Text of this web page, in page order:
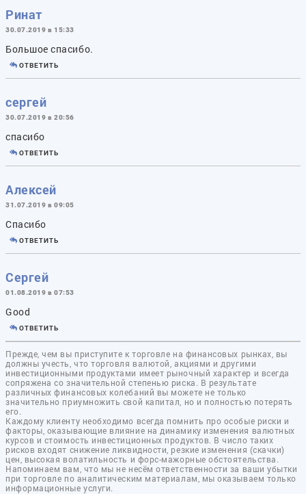
Ринат
30.07.2019 в 15:33
Большое спасибо.
ОТВЕТИТЬ
сергей
30.07.2019 в 20:56
спасибо
ОТВЕТИТЬ
Алексей
31.07.2019 в 09:05
Спасибо
ОТВЕТИТЬ
Сергей
01.08.2019 в 07:53
Good
ОТВЕТИТЬ
Прежде, чем вы приступите к торговле на финансовых рынках, вы
должны учесть, что торговля валютой, акциями и другими
инвестиционными продуктами имеет рыночный характер и всегда
сопряжена со значительной степенью риска. В результате
различных финансовых колебаний вы можете не только
значительно приумножить свой капитал, но и полностью потерять
его.
Каждому клиенту необходимо всегда помнить про особые риски и
факторы, оказывающие влияние на динамику изменения валютных
курсов и стоимость инвестиционных продуктов. В число таких
рисков входят снижение ликвидности, резкие изменения (скачки)
цен, высокая волатильность и форс-мажорные обстоятельства.
Напоминаем вам, что мы не несём ответственности за ваши убытки
при торговле по аналитическим материалам, мы оказываем только
информационные услуги.